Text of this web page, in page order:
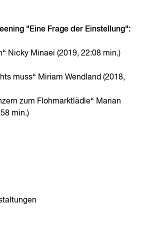
"Eine Frage der Einstellung":
Nicky Minaei (2019, 22:08 min.)
muss“ Miriam Wendland (2018,
zum Flohmarktlädle“ Marian
min.)